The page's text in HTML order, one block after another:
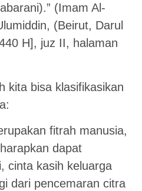
(Imam Al-
(Beirut, Darul
H], juz II, halaman
kita bisa klasifikasikan
fitrah manusia,
dapat
cinta kasih keluarga
dari pencemaran citra